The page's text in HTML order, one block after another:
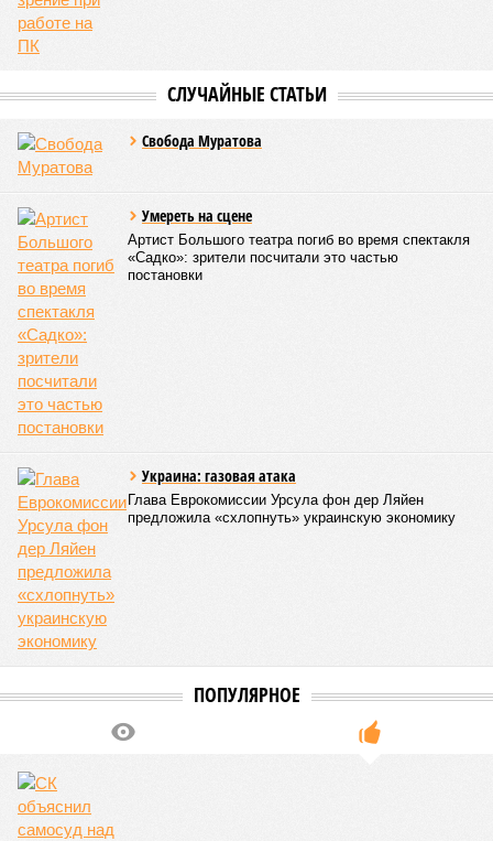
СЛУЧАЙНЫЕ СТАТЬИ
Свобода Муратова
Умереть на сцене
Артист Большого театра погиб во время спектакля
«Садко»: зрители посчитали это частью
постановки
Украина: газовая атака
Глава Еврокомиссии Урсула фон дер Ляйен
предложила «схлопнуть» украинскую экономику
ПОПУЛЯРНОЕ